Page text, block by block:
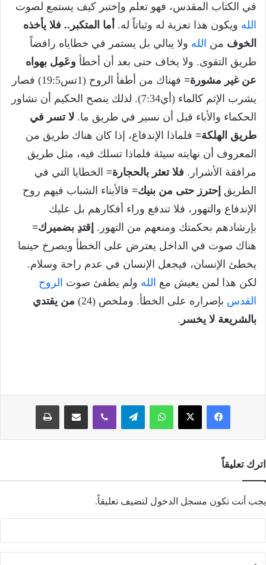
في الكتاب المقدس، فهو تعلم وإختبر كيف يستمع لصوت
الله ويكون هذا تعزية له وثباتاً له. أما المتكبر.. فلا يأخذه
الخوف من الله ولا يبالي بل يستمر في خطاياه رافضاً
طريق التقوى. ولا يخاف حتى بعد أن أخطأ وعَمِل بهواه
عن غير مشورة=
فهناك من أطفأ الروح (1تس19:5) فصار
يشرب الإثم كالماء (أي7:34). لذلك ينصح الحكيم أن نشاور
الحكماء والأباء قبل أن نسير في طريق ما. لا تسر في
طريق الهلكة= فلماذا الإندفاع، إذا كان هناك طريق من
المعروف أن نهايته سيئة فلماذا تسلك فيه، مثل طريق
مرافقة الأشرار. فلا تعثر بالحجارة= الخطايا التي في
الطريق إحترز حتى من بنيك= فالأبناء الشباب فيهم روح
الإندفاع والتهور، فلا تندفع وراء أفكارهم بل عليك
بإرشادهم بحكمتك ومنعهم من التهور. إقتدِ بضميرك=
هناك صوت في الداخل يعترض على الخطأ ويصرخ حينما
يخطئ الإنسان، فيجعل الإنسان في عدم راحة وسلام.
لكن هذا لمن يعيش مع الله ولم يطفئ صوت الروح
القدس بإصراره على الخطأ. وملخص (24)
من يقتدي
بالشريعة لا يخسر .
فيسبوك‫X واتسابتيلقرامڤايبر مشاركة عبر البريد طباعة
اترك تعليقاً
يجب أنت تكون مسجل الدخول لتضيف تعليقاً.